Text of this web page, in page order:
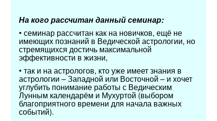
На кого рассчитан данный семинар:
• семинар рассчитан как на новичков, ещё не
имеющих познаний в Ведической астрологии, но
стремящихся достичь максимальной
эффективности в жизни,
• так и на астрологов, кто уже имеет знания в
астрологии – Западной или Восточной – и хочет
углубить понимание работы с Ведическим
Лунным календарём и Мухуртой (выбором
благоприятного времени для начала важных
событий).